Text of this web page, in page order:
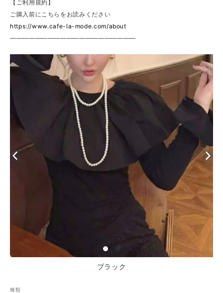
【ご利用規約】
ご購入前にこちらをお読みください
https://www.cafe-la-mode.com/about
————————————————————
ブラック
種類